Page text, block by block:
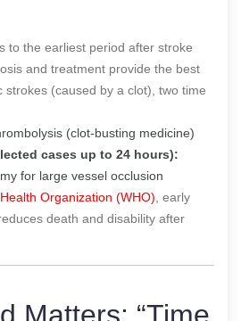
to the earliest period after stroke
and treatment provide the best
strokes (caused by a clot), two time
(clot-busting medicine)
cases up to 24 hours):
for large vessel occlusion
Organization (WHO) , early
death and disability after
Matters: “Time